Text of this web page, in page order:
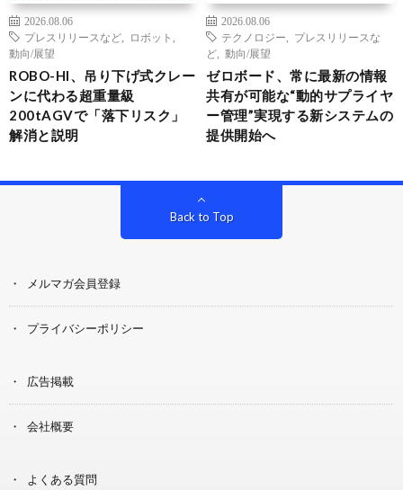
2026.08.06
プレスリリースなど
ロボット
動向/展望
ROBO-HI、吊り下げ式クレー
ンに代わる超重量級
200tAGVで「落下リスク」
解消と説明
2026.08.06
テクノロジー
プレスリリースな
ど
動向/展望
ゼロボード、常に最新の情報
共有が可能な“動的サプライヤ
ー管理”実現する新システムの
提供開始へ
Back to Top
メルマガ会員登録
プライバシーポリシー
広告掲載
会社概要
よくある質問